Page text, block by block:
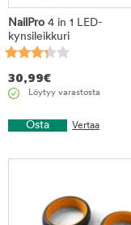
NailPro 4 in 1 LED-
kynsileikkuri
30,99€
Löytyy varastosta
Osta Vertaa